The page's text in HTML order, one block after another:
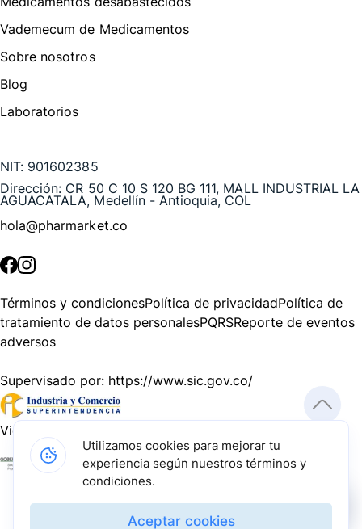
Vademecum de Medicamentos
Sobre nosotros
Blog
Laboratorios
NIT: 901602385
Dirección: CR 50 C 10 S 120 BG 111, MALL INDUSTRIAL LA
AGUACATALA, Medellín - Antioquia, COL
hola@pharmarket.co
Términos y condicionesPolítica de privacidadPolítica de
tratamiento de datos personalesPQRSReporte de eventos
adversos
Supervisado por: https://www.sic.gov.co/
Vigilado por:
Gracias a nuestros impulsadores, podemos presentarte la
solución tecnológica más avanzada para resolver los
desafíos farmacéuticos de la actualidad.
Utilizamos cookies para mejorar tu
experiencia según nuestros términos y
condiciones.
Aceptar cookies